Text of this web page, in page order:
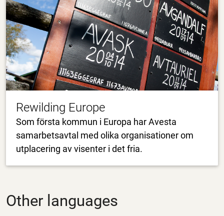
Rewilding Europe
Som första kommun i Europa har Avesta
samarbetsavtal med olika organisationer om
utplacering av visenter i det fria.
Other languages